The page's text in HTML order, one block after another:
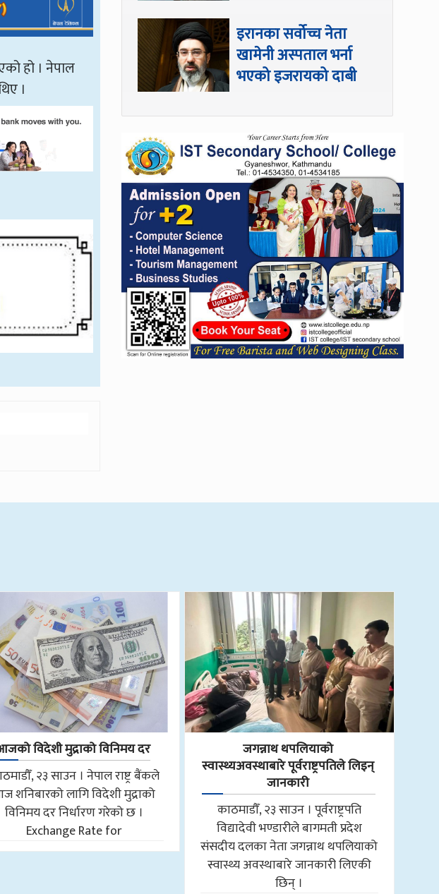
हो । नेपाल
।
इरानका सर्वोच्च नेता
खामेनी अस्पताल भर्ना
भएको इजरायको दाबी
विदेशी मुद्राको विनिमय दर
२३ साउन । नेपाल राष्ट्र बैंकले
शनिबारको लागि विदेशी मुद्राको
विनिमय दर निर्धारण गरेको छ ।
Exchange Rate for
जगन्नाथ थपलियाको
स्वास्थ्यअवस्थाबारे पूर्वराष्ट्रपतिले लिइन्
जानकारी
काठमाडौँ, २३ साउन । पूर्वराष्ट्रपति
विद्यादेवी भण्डारीले बागमती प्रदेश
संसदीय दलका नेता जगन्नाथ थपलियाको
स्वास्थ्य अवस्थाबारे जानकारी लिएकी
छिन् ।